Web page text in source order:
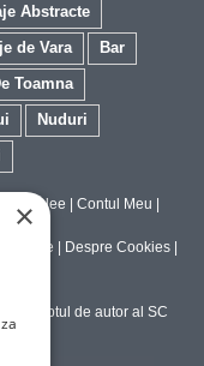
Abstracte
de Vara
Bar
Toamna
Nuduri
Giclee Contul Meu
Despre Cookies
dreptul de autor al SC
×